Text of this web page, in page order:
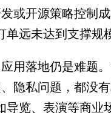
或开源策略控制
单远未达到支撑规
落地仍是难题。
隐私问题，都没
览、表演等商业